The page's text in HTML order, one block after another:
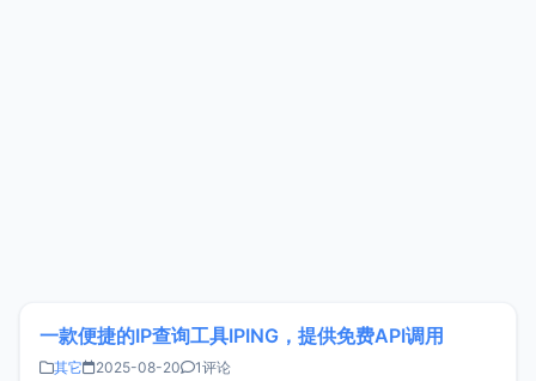
一款便捷的IP查询工具IPING，提供免费API调用
其它 2025-08-20 1评论